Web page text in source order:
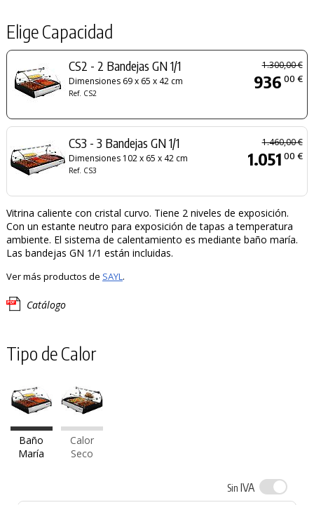
Elige Capacidad
CS2 - 2 Bandejas GN 1/1
Dimensiones 69 x 65 x 42 cm
Ref. CS2
1.300,00 €
936 00 €
CS3 - 3 Bandejas GN 1/1
Dimensiones 102 x 65 x 42 cm
Ref. CS3
1.460,00 €
1.051 00 €
Vitrina caliente con cristal curvo. Tiene 2 niveles de exposición.
Con un estante neutro para exposición de tapas a temperatura
ambiente. El sistema de calentamiento es mediante baño maría.
Las bandejas GN 1/1 están incluidas.
Ver más productos de SAYL.
Catálogo
Tipo de Calor
Baño
María
Calor
Seco
Sin IVA